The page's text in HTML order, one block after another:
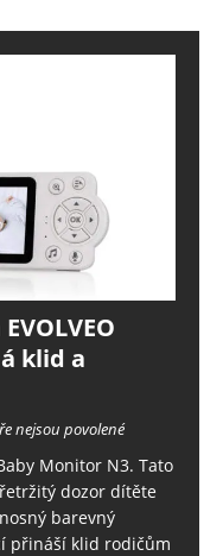
klid a
nejsou povolené
Monitor N3. Tato
dozor dítěte
barevný
přináší klid rodičům